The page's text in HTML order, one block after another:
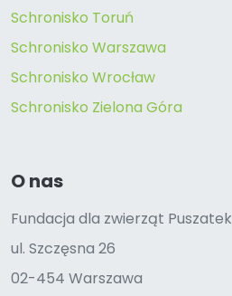
Schronisko Toruń
Schronisko Warszawa
Schronisko Wrocław
Schronisko Zielona Góra
O nas
Fundacja dla zwierząt Puszatek
ul. Szczęsna 26
02-454 Warszawa